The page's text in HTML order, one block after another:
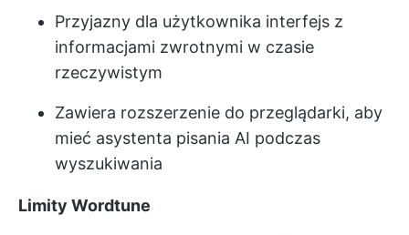
Przyjazny dla użytkownika interfejs z
informacjami zwrotnymi w czasie
rzeczywistym
Zawiera rozszerzenie do przeglądarki, aby
mieć asystenta pisania AI podczas
wyszukiwania
Limity Wordtune